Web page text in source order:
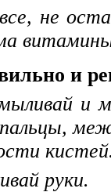
не
и
и
руки.